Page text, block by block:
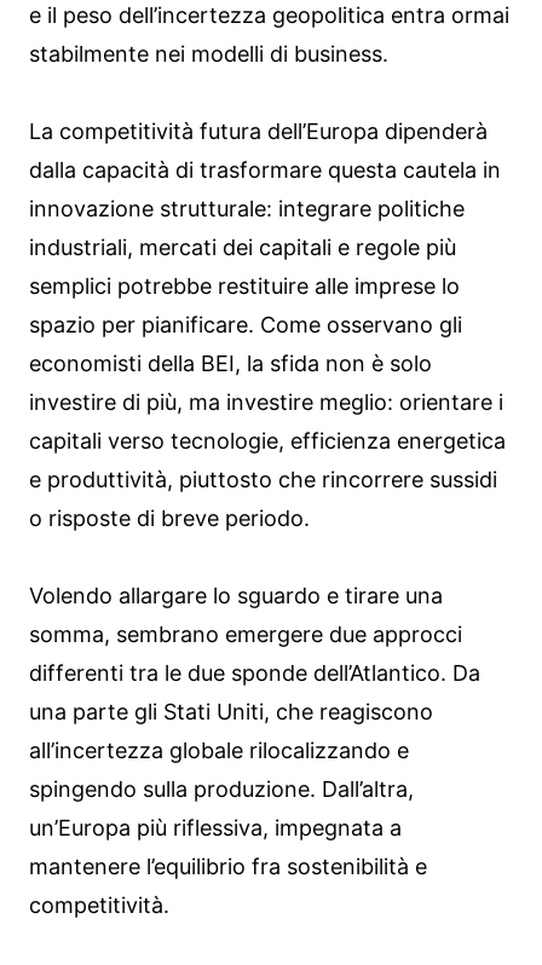
e il peso dell’incertezza geopolitica entra ormai
stabilmente nei modelli di business.
La competitività futura dell’Europa dipenderà
dalla capacità di trasformare questa cautela in
innovazione strutturale: integrare politiche
industriali, mercati dei capitali e regole più
semplici potrebbe restituire alle imprese lo
spazio per pianificare. Come osservano gli
economisti della BEI, la sfida non è solo
investire di più, ma investire meglio: orientare i
capitali verso tecnologie, efficienza energetica
e produttività, piuttosto che rincorrere sussidi
o risposte di breve periodo.
Volendo allargare lo sguardo e tirare una
somma, sembrano emergere due approcci
differenti tra le due sponde dell’Atlantico. Da
una parte gli Stati Uniti, che reagiscono
all’incertezza globale rilocalizzando e
spingendo sulla produzione. Dall’altra,
un’Europa più riflessiva, impegnata a
mantenere l’equilibrio fra sostenibilità e
competitività.